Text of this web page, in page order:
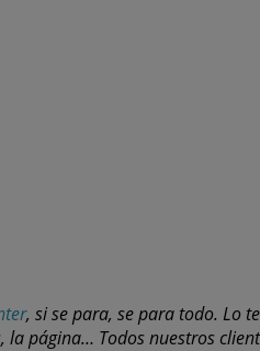
, si se para, se para todo. Lo
página… Todos nuestros